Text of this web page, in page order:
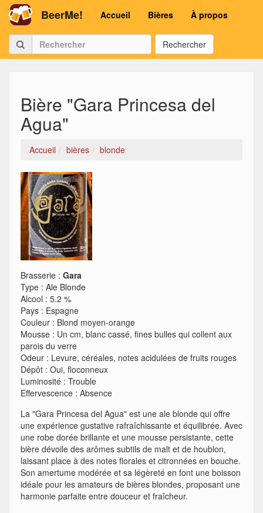
BeerMe! Accueil Bières À propos
Rechercher
Bière "Gara Princesa del
Agua"
Accueil bières blonde
Brasserie : Gara
Type : Ale Blonde
Alcool : 5.2 %
Pays : Espagne
Couleur : Blond moyen-orange
Mousse : Un cm, blanc cassé, fines bulles qui collent aux
parois du verre
Odeur : Levure, céréales, notes acidulées de fruits rouges
Dépôt : Oui, floconneux
Luminosité : Trouble
Effervescence : Absence
La "Gara Princesa del Agua" est une ale blonde qui offre
une expérience gustative rafraîchissante et équilibrée. Avec
une robe dorée brillante et une mousse persistante, cette
bière dévoile des arômes subtils de malt et de houblon,
laissant place à des notes florales et citronnées en bouche.
Son amertume modérée et sa légèreté en font une boisson
idéale pour les amateurs de bières blondes, proposant une
harmonie parfaite entre douceur et fraîcheur.